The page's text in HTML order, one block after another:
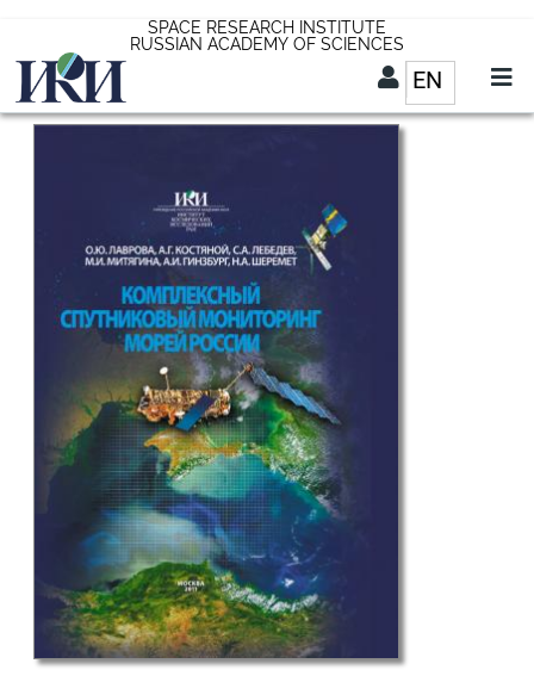
main
content
SPACE RESEARCH INSTITUTE
RUSSIAN ACADEMY OF SCIENCES
ENList
EN